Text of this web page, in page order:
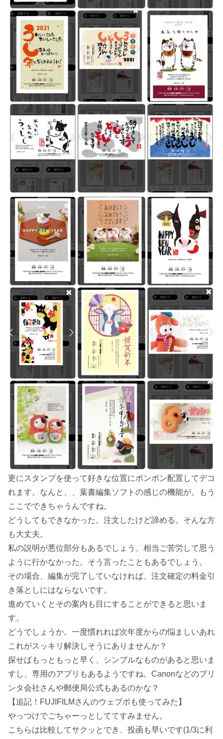
更にスタンプを使って好きな位置にポンポン配置してデコ
れます。なんと、、葉書編集ソフトの感じの機能が。もう
ここでできちゃうんですね。
どうしてもできなかった。注文したけど諦める。そんな方
も大丈夫。
私の説明が悪位部分もあるでしょう、相当ご苦労して思う
ように行かなかった。そう言ったこともあるでしょう。
その場合、編集が完了していなければ、注文確定の料金引
き落としにはならないです。
進めていくとその案内も目にすることができると思いま
す。
どうでしょうか。一度慣れれば次年度からの悩ましいあれ
これがスッキリ解決しそうにありませんか？
探せばもっともっと早く、シンプルなものがあると思いま
すし、専用のアプリもあるようですね。Canonなどのプリ
ンタ会社さんや郵便局公式もあるのかな？
【追記！FUJIFILMさんのウェブポも使ってみた】
やっつけでごちゃーっとしててすみません。
こちらは比較してサクッとでき、投函も早いです(1/3に利